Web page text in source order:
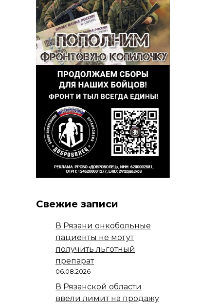
Свежие записи
В Рязани онкобольные
пациенты не могут
получить льготный
препарат
06.08.2026
В Рязанской области
ввели лимит на продажу